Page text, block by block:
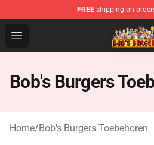
FREE shipping on
Open menu
Bob's Burgers Store -
Bob's Burgers
Home/Bob's Burgers Toebehoren